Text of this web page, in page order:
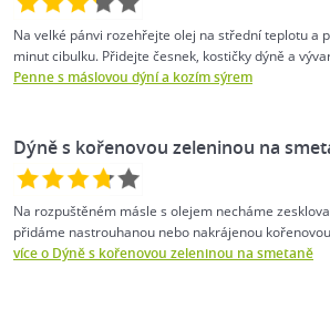
Na velké pánvi rozehřejte olej na střední teplotu a
minut cibulku. Přidejte česnek, kostičky dýně a
Penne s máslovou dýní a kozím sýrem
Dýně s kořenovou zeleninou na
Na rozpuštěném másle s olejem necháme
přidáme nastrouhanou nebo nakrájenou
více o Dýně s kořenovou zeleninou na smetaně